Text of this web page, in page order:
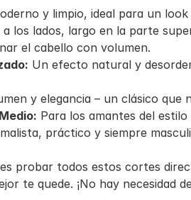
y limpio, ideal para un
los lados, largo en la parte
el cabello con volumen.
Un efecto natural y
y elegancia – un clásico que
Para los amantes del
práctico y siempre
probar todos estos cortes
te quede. ¡No hay necesidad